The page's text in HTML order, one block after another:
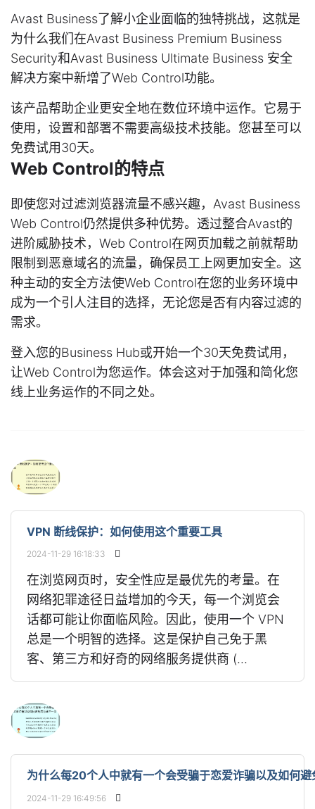
Avast Business了解小企业面临的独特挑战，这就是
为什么我们在Avast Business Premium Business
Security和Avast Business Ultimate Business 安全
解决方案中新增了Web Control功能。
该产品帮助企业更安全地在数位环境中运作。它易于
使用，设置和部署不需要高级技术技能。您甚至可以
免费试用30天。
Web Control的特点
即使您对过滤浏览器流量不感兴趣，Avast Business
Web Control仍然提供多种优势。透过整合Avast的
进阶威胁技术，Web Control在网页加载之前就帮助
限制到恶意域名的流量，确保员工上网更加安全。这
种主动的安全方法使Web Control在您的业务环境中
成为一个引人注目的选择，无论您是否有内容过滤的
需求。
登入您的Business Hub或开始一个30天免费试用，
让Web Control为您运作。体会这对于加强和简化您
线上业务运作的不同之处。
VPN 断线保护：如何使用这个重要工具
2024-11-29 16:18:33
在浏览网页时，安全性应是最优先的考量。在
网络犯罪途径日益增加的今天，每一个浏览会
话都可能让你面临风险。因此，使用一个 VPN
总是一个明智的选择。这是保护自己免于黑
客、第三方和好奇的网络服务提供商 (...
为什么每20个人中就有一个会受骗于恋爱诈骗以及如何
2024-11-29 16:49:56